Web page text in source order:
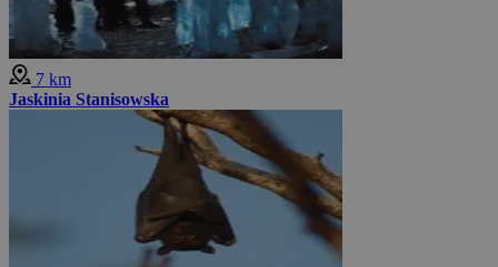
7 km
Jaskinia Stanisowska